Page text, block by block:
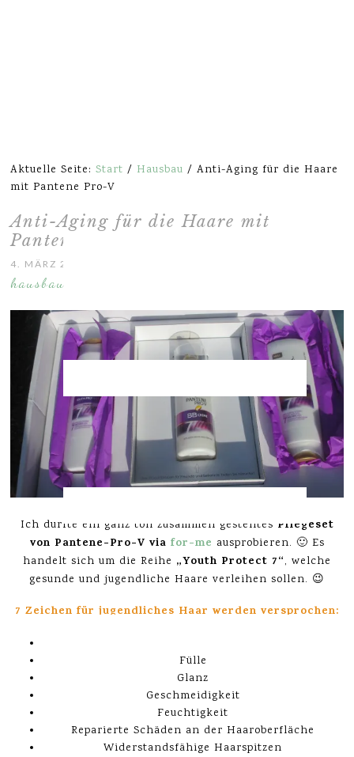
Aktuelle Seite:Start / Hausbau / Anti-Aging für die Haare
mit Pantene Pro-V
Anti-Aging für die Haare mit
Pantene Pro-V
4. MÄRZ 2014
hausbau
Ich durfte ein ganz toll zusammen gestelltes Pflegeset
von Pantene-Pro-V via for-me ausprobieren. 🙂 Es
handelt sich um die Reihe „Youth Protect 7“, welche
gesunde und jugendliche Haare verleihen sollen. 😉
7 Zeichen für jugendliches Haar werden versprochen:
Fülle
Glanz
Geschmeidigkeit
Feuchtigkeit
Reparierte Schäden an der Haaroberfläche
Widerstandsfähige Haarspitzen